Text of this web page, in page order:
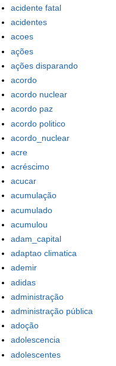
acidente fatal
acidentes
acoes
ações
ações disparando
acordo
acordo nuclear
acordo paz
acordo politico
acordo_nuclear
acre
acréscimo
acucar
acumulação
acumulado
acumulou
adam_capital
adaptao climatica
ademir
adidas
administração
administração pública
adoção
adolescencia
adolescentes